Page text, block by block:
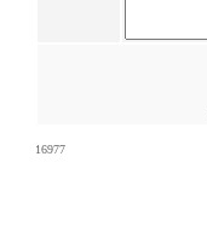
16977